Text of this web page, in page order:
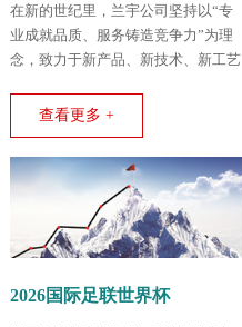
在新的世纪里，兰宇公司坚持以“专
业成就品质、服务铸造竞争力”为理
念，致力于新产品、新技术、新工艺
查看更多 +
2026国际足联世界杯